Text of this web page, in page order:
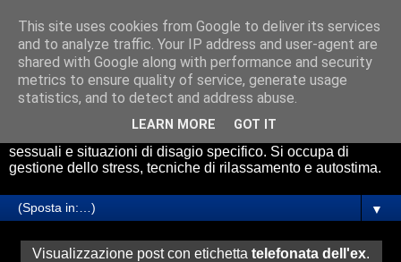
Psicologo Roma Avezzano
Il Dott. Riccardo Cicchetti riceve presso gli studi di
psicologia a Roma e Avezzano. Effettua servizio di
consulenza psicologica online. Esperto nel trattamento di
sessuali e situazioni di disagio specifico. Si occupa di
gestione dello stress, tecniche di rilassamento e autostima.
▼
Visualizzazione post con etichetta telefonata dell'ex.
This site uses cookies from Google to deliver its services
and to analyze traffic. Your IP address and user-agent are
shared with Google along with performance and security
metrics to ensure quality of service, generate usage
statistics, and to detect and address abuse.
LEARN MORE GOT IT